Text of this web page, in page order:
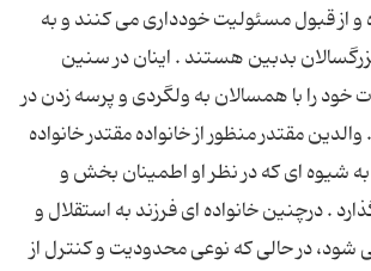
از قبول مسئولیت خودداری می كنند و به
بدبین هستند . اینان در سنین
خود را با همسالان به ولگردی و پرسه زدن در
والدین مقتدر منظور از خانواده مقتدر خانواده
شیوه ای كه در نظر او اطمینان بخش و
. درچنین خانواده ای فرزند به استقلال و
شود، در حالی كه نوعی محدودیت و كنترل از